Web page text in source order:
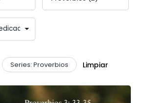
Series: Proverbios Limpiar